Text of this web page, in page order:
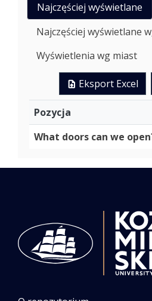
Najczęściej wyświetlane
Najczęściej wyświetlane
Wyświetlenia wg miast
Eksport Excel
Pozycja
What doors can we